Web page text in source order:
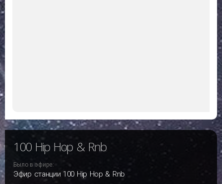
100 Hip Hop & Rnb
Было в эфире:
Эфир станции 100 Hip Hop & Rnb